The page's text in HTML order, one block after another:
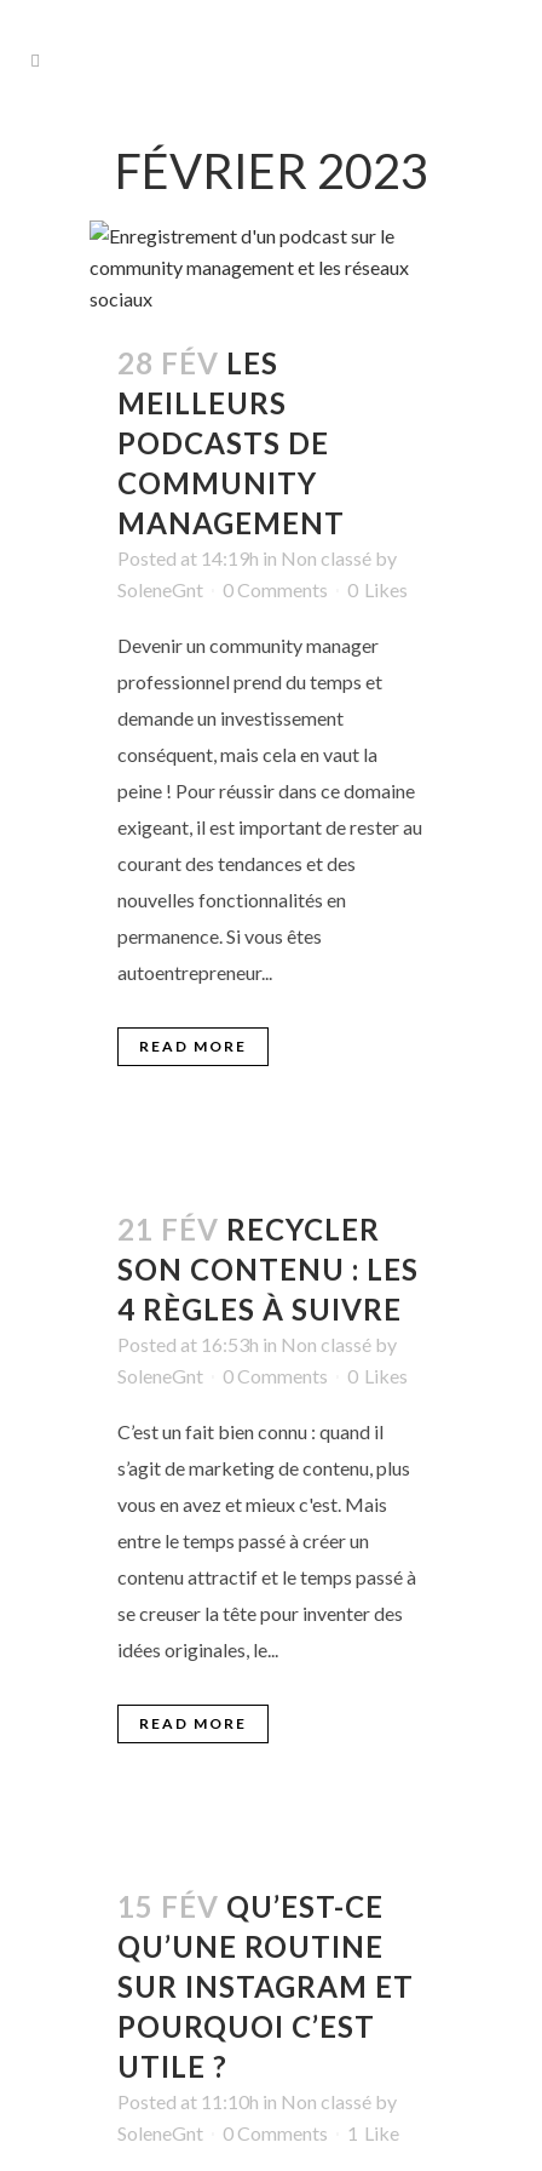
FÉVRIER 2023
28 FÉV LES
MEILLEURS
PODCASTS DE
COMMUNITY
MANAGEMENT
Posted at 14:19h in Non classé by
SoleneGnt
0 Comments 0 Likes
Devenir un community manager
professionnel prend du temps et
demande un investissement
conséquent, mais cela en vaut la
peine ! Pour réussir dans ce domaine
exigeant, il est important de rester au
courant des tendances et des
nouvelles fonctionnalités en
permanence. Si vous êtes
autoentrepreneur...
READ MORE
21 FÉV RECYCLER
SON CONTENU : LES
4 RÈGLES À SUIVRE
Posted at 16:53h in Non classé by
SoleneGnt
0 Comments 0 Likes
C’est un fait bien connu : quand il
s’agit de marketing de contenu, plus
vous en avez et mieux c'est. Mais
entre le temps passé à créer un
contenu attractif et le temps passé à
se creuser la tête pour inventer des
idées originales, le...
READ MORE
15 FÉV QU’EST-CE
QU’UNE ROUTINE
SUR INSTAGRAM ET
POURQUOI C’EST
UTILE ?
Posted at 11:10h in Non classé by
SoleneGnt
0 Comments 1 Like